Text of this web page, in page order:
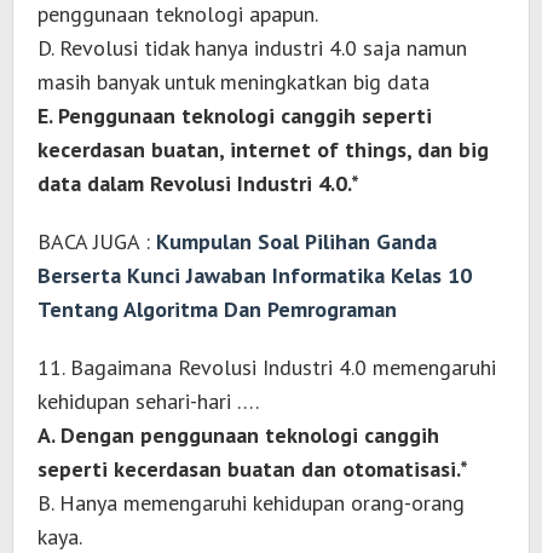
penggunaan teknologi apapun.
D. Revolusi tidak hanya industri 4.0 saja namun
masih banyak untuk meningkatkan big data
E. Penggunaan teknologi canggih seperti
kecerdasan buatan, internet of things, dan big
data dalam Revolusi Industri 4.0.*
BACA JUGA : Kumpulan Soal Pilihan Ganda
Berserta Kunci Jawaban Informatika Kelas 10
Tentang Algoritma Dan Pemrograman
11. Bagaimana Revolusi Industri 4.0 memengaruhi
kehidupan sehari-hari ….
A. Dengan penggunaan teknologi canggih
seperti kecerdasan buatan dan otomatisasi.*
B. Hanya memengaruhi kehidupan orang-orang
kaya.